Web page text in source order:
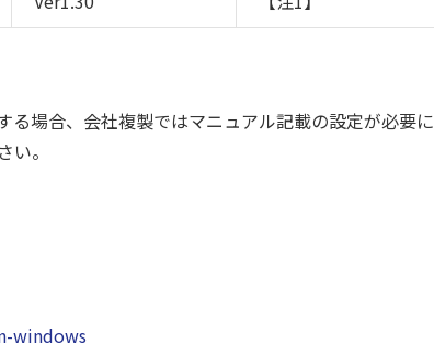
る場合、会社複製ではマニュアル記載の設定が必要に
。
windows